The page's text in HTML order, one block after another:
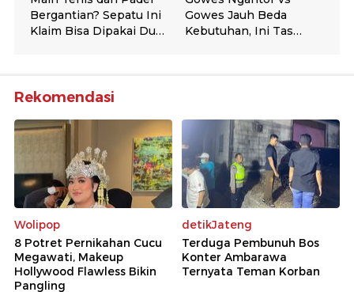
Rekomendasi
Wolipop
8 Potret Pernikahan Cucu
Megawati, Makeup
Hollywood Flawless Bikin
Pangling
detikJateng
Terduga Pembunuh Bos
Konter Ambarawa
Ternyata Teman Korban